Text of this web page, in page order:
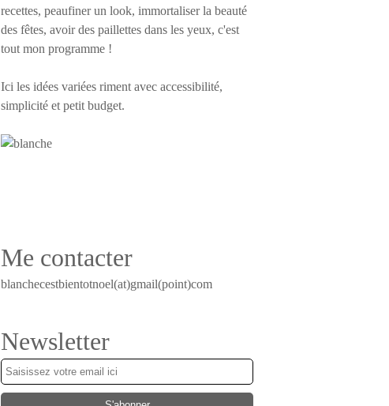
recettes, peaufiner un look, immortaliser la beauté
des fêtes, avoir des paillettes dans les yeux, c'est
tout mon programme !
Ici les idées variées riment avec accessibilité,
simplicité et petit budget.
Me contacter
blanchecestbientotnoel(at)gmail(point)com
Newsletter